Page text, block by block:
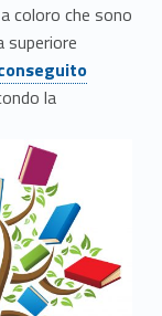
coloro che sono
superiore
la